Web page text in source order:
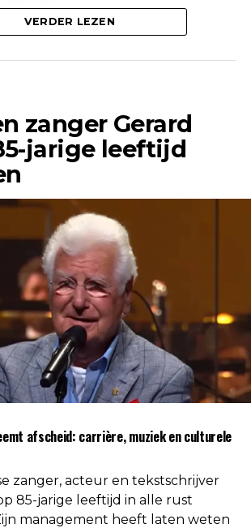
VERDER LEZEN
zanger Gerard
jarige leeftijd
afscheid: carrière, muziek en culturele
zanger, acteur en tekstschrijver
85-jarige leeftijd in alle rust
management heeft laten weten